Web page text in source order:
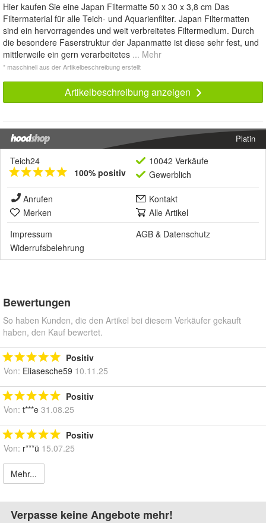
Hier kaufen Sie eine Japan Filtermatte 50 x 30 x 3,8 cm Das
Filtermaterial für alle Teich- und Aquarienfilter. Japan Filtermatten
sind ein hervorragendes und weit verbreitetes Filtermedium. Durch
die besondere Faserstruktur der Japanmatte ist diese sehr fest, und
mittlerweile ein gern verarbeitetes ... Mehr
* maschinell aus der Artikelbeschreibung erstellt
Artikelbeschreibung anzeigen
Platin
Teich24
100% positiv
10042 Verkäufe
Gewerblich
Anrufen
Kontakt
Merken
Alle Artikel
Impressum
AGB & Datenschutz
Widerrufsbelehrung
Bewertungen
So haben Kunden, die den Artikel bei diesem Verkäufer gekauft
haben, den Kauf bewertet.
Positiv
Von: Eliasesche59 10.11.25
Positiv
Von: t***e 31.08.25
Positiv
Von: r***ü 15.07.25
Mehr...
Verpasse keine Angebote mehr!